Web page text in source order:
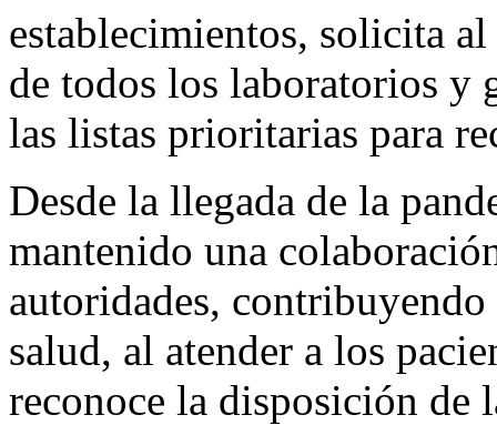
establecimientos, solicita
de todos los laboratorios y
las listas prioritarias para
Desde la llegada de la
mantenido una
autoridades,
salud, al atender a los
reconoce la disposición de